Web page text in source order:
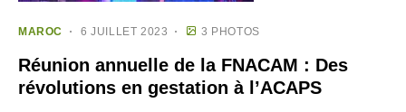
MAROC 6 JUILLET 2023 3 PHOTOS
Réunion annuelle de la FNACAM : Des
révolutions en gestation à l’ACAPS